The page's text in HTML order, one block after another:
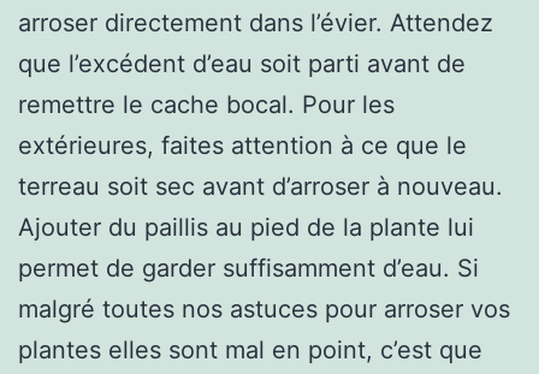
arroser directement dans l’évier. Attendez
que l’excédent d’eau soit parti avant de
remettre le cache bocal. Pour les
extérieures, faites attention à ce que le
terreau soit sec avant d’arroser à nouveau.
Ajouter du paillis au pied de la plante lui
permet de garder suffisamment d’eau. Si
malgré toutes nos astuces pour arroser vos
plantes elles sont mal en point, c’est que